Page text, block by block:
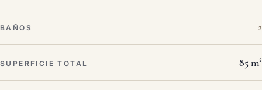
BAÑOS 2
SUPERFICIE TOTAL 85 m²